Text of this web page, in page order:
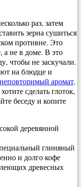
раз, затем
зерна сушиться
противне. Это
а не в доме. В это
чтобы не заскучали.
на блюдце и
аромат.
сделать глоток,
беседу и копите
деревянной
глиняный
и долго кофе
древесных